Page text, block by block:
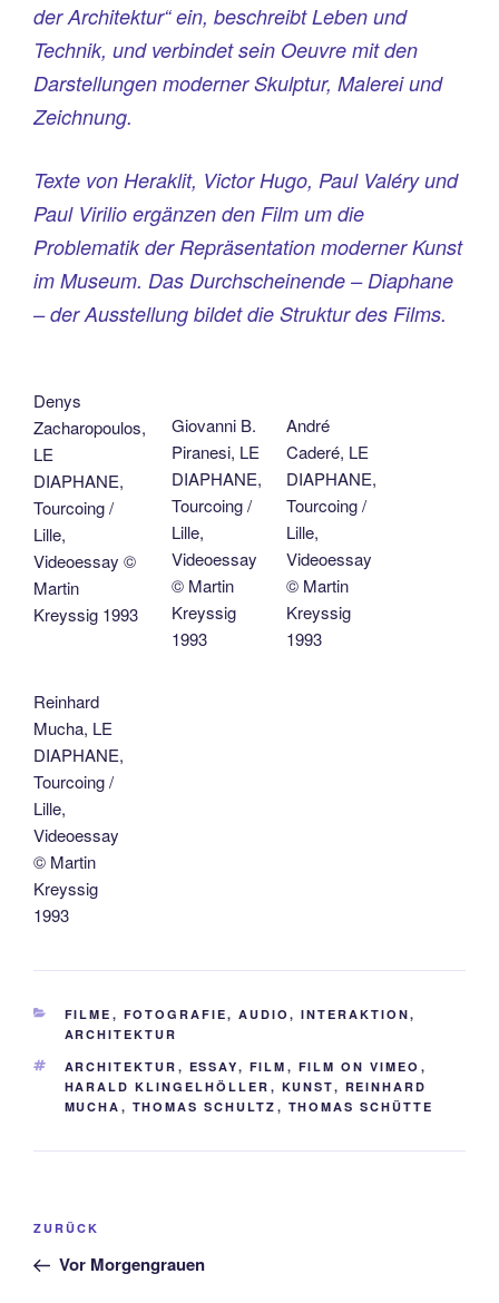
der Architektur“ ein, beschreibt Leben und
Technik, und verbindet sein Oeuvre mit den
Darstellungen moderner Skulptur, Malerei und
Zeichnung.
Texte von Heraklit, Victor Hugo, Paul Valéry und
Paul Virilio ergänzen den Film um die
Problematik der Repräsentation moderner Kunst
im Museum. Das Durchscheinende – Diaphane
– der Ausstellung bildet die Struktur des Films.
Denys
Zacharopoulos,
LE
DIAPHANE,
Tourcoing /
Lille,
Videoessay ©
Martin
Kreyssig 1993
Giovanni B.
Piranesi, LE
DIAPHANE,
Tourcoing /
Lille,
Videoessay
© Martin
Kreyssig
1993
André
Caderé, LE
DIAPHANE,
Tourcoing /
Lille,
Videoessay
© Martin
Kreyssig
1993
Reinhard
Mucha, LE
DIAPHANE,
Tourcoing /
Lille,
Videoessay
© Martin
Kreyssig
1993
KATEGORIEN
FILME , FOTOGRAFIE, AUDIO, INTERAKTION,
ARCHITEKTUR
SCHLAGWÖRTER
ARCHITEKTUR , ESSAY, FILM , FILM ON VIMEO ,
HARALD KLINGELHÖLLER , KUNST, REINHARD
MUCHA , THOMAS SCHULTZ , THOMAS SCHÜTTE
Beitragsnavigation
Vorheriger
Beitrag
ZURÜCK
Vor Morgengrauen